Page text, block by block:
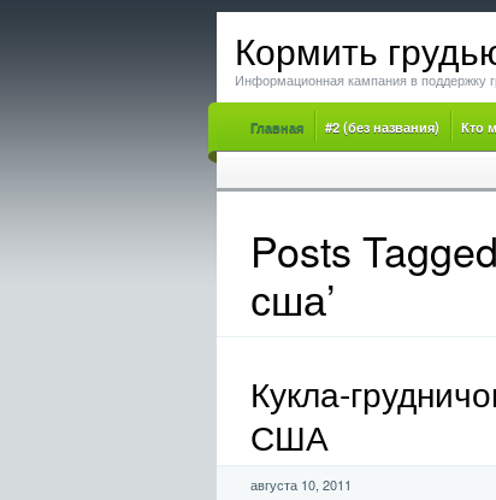
Кормить
Информационная кампания в поддержку
Главная #2 (без названия) Кто
Posts
сша’
Кукла-
США
августа 10, 2011